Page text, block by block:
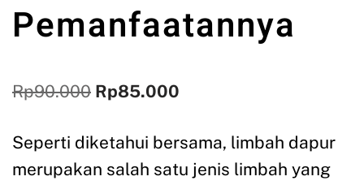
Pemanfaatannya
Rp90.000 Rp85.000
Seperti diketahui bersama, limbah dapur
merupakan salah satu jenis limbah yang